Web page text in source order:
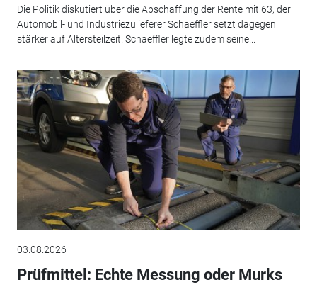
Die Politik diskutiert über die Abschaffung der Rente mit 63, der
Automobil- und Industriezulieferer Schaeffler setzt dagegen
stärker auf Altersteilzeit. Schaeffler legte zudem seine...
03.08.2026
Prüfmittel: Echte Messung oder Murks